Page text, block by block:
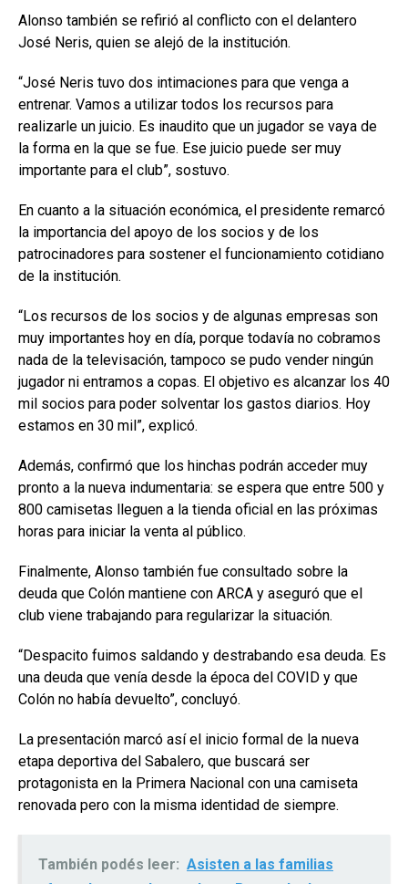
Alonso también se refirió al conflicto con el delantero
José Neris, quien se alejó de la institución.
“José Neris tuvo dos intimaciones para que venga a
entrenar. Vamos a utilizar todos los recursos para
realizarle un juicio. Es inaudito que un jugador se vaya de
la forma en la que se fue. Ese juicio puede ser muy
importante para el club”, sostuvo.
En cuanto a la situación económica, el presidente remarcó
la importancia del apoyo de los socios y de los
patrocinadores para sostener el funcionamiento cotidiano
de la institución.
“Los recursos de los socios y de algunas empresas son
muy importantes hoy en día, porque todavía no cobramos
nada de la televisación, tampoco se pudo vender ningún
jugador ni entramos a copas. El objetivo es alcanzar los 40
mil socios para poder solventar los gastos diarios. Hoy
estamos en 30 mil”, explicó.
Además, confirmó que los hinchas podrán acceder muy
pronto a la nueva indumentaria: se espera que entre 500 y
800 camisetas lleguen a la tienda oficial en las próximas
horas para iniciar la venta al público.
Finalmente, Alonso también fue consultado sobre la
deuda que Colón mantiene con ARCA y aseguró que el
club viene trabajando para regularizar la situación.
“Despacito fuimos saldando y destrabando esa deuda. Es
una deuda que venía desde la época del COVID y que
Colón no había devuelto”, concluyó.
La presentación marcó así el inicio formal de la nueva
etapa deportiva del Sabalero, que buscará ser
protagonista en la Primera Nacional con una camiseta
renovada pero con la misma identidad de siempre.
También podés leer: Asisten a las familias